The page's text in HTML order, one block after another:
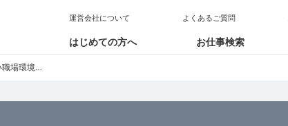
はじめての方へ お仕事検索
運営会社について よくあるご質問
境が特徴!